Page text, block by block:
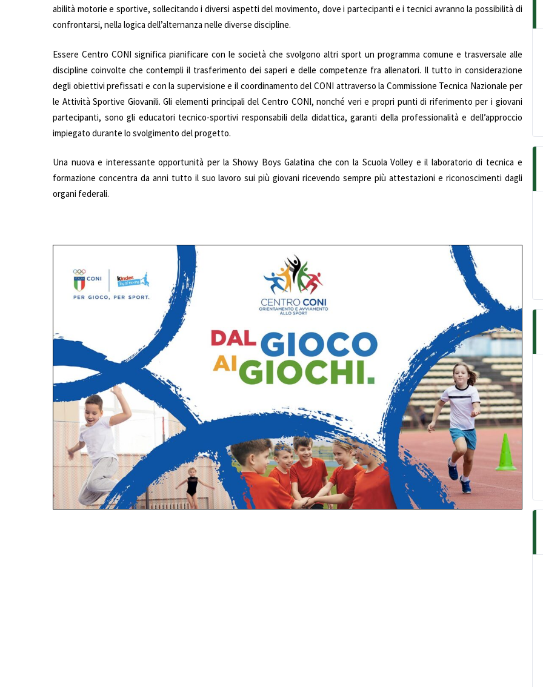
abilità motorie e sportive, sollecitando i diversi aspetti del movimento, dove i partecipanti e i tecnici avranno la possibilità di
confrontarsi, nella logica dell’alternanza nelle diverse discipline.
Essere Centro CONI significa pianificare con le società che svolgono altri sport un programma comune e trasversale alle
discipline coinvolte che contempli il trasferimento dei saperi e delle competenze fra allenatori. Il tutto in considerazione
degli obiettivi prefissati e con la supervisione e il coordinamento del CONI attraverso la Commissione Tecnica Nazionale per
le Attività Sportive Giovanili. Gli elementi principali del Centro CONI, nonché veri e propri punti di riferimento per i giovani
partecipanti, sono gli educatori tecnico-sportivi responsabili della didattica, garanti della professionalità e dell’approccio
impiegato durante lo svolgimento del progetto.
Una nuova e interessante opportunità per la Showy Boys Galatina che con la Scuola Volley e il laboratorio di tecnica e
formazione concentra da anni tutto il suo lavoro sui più giovani ricevendo sempre più attestazioni e riconoscimenti dagli
organi federali.